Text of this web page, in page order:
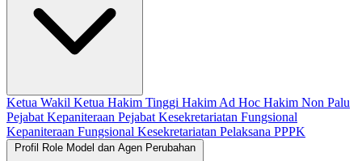
Ketua Wakil Ketua Hakim Tinggi Hakim Ad Hoc Hakim Non Palu
Pejabat Kepaniteraan Pejabat Kesekretariatan Fungsional
Kepaniteraan Fungsional Kesekretariatan Pelaksana PPPK
Profil Role Model dan Agen Perubahan